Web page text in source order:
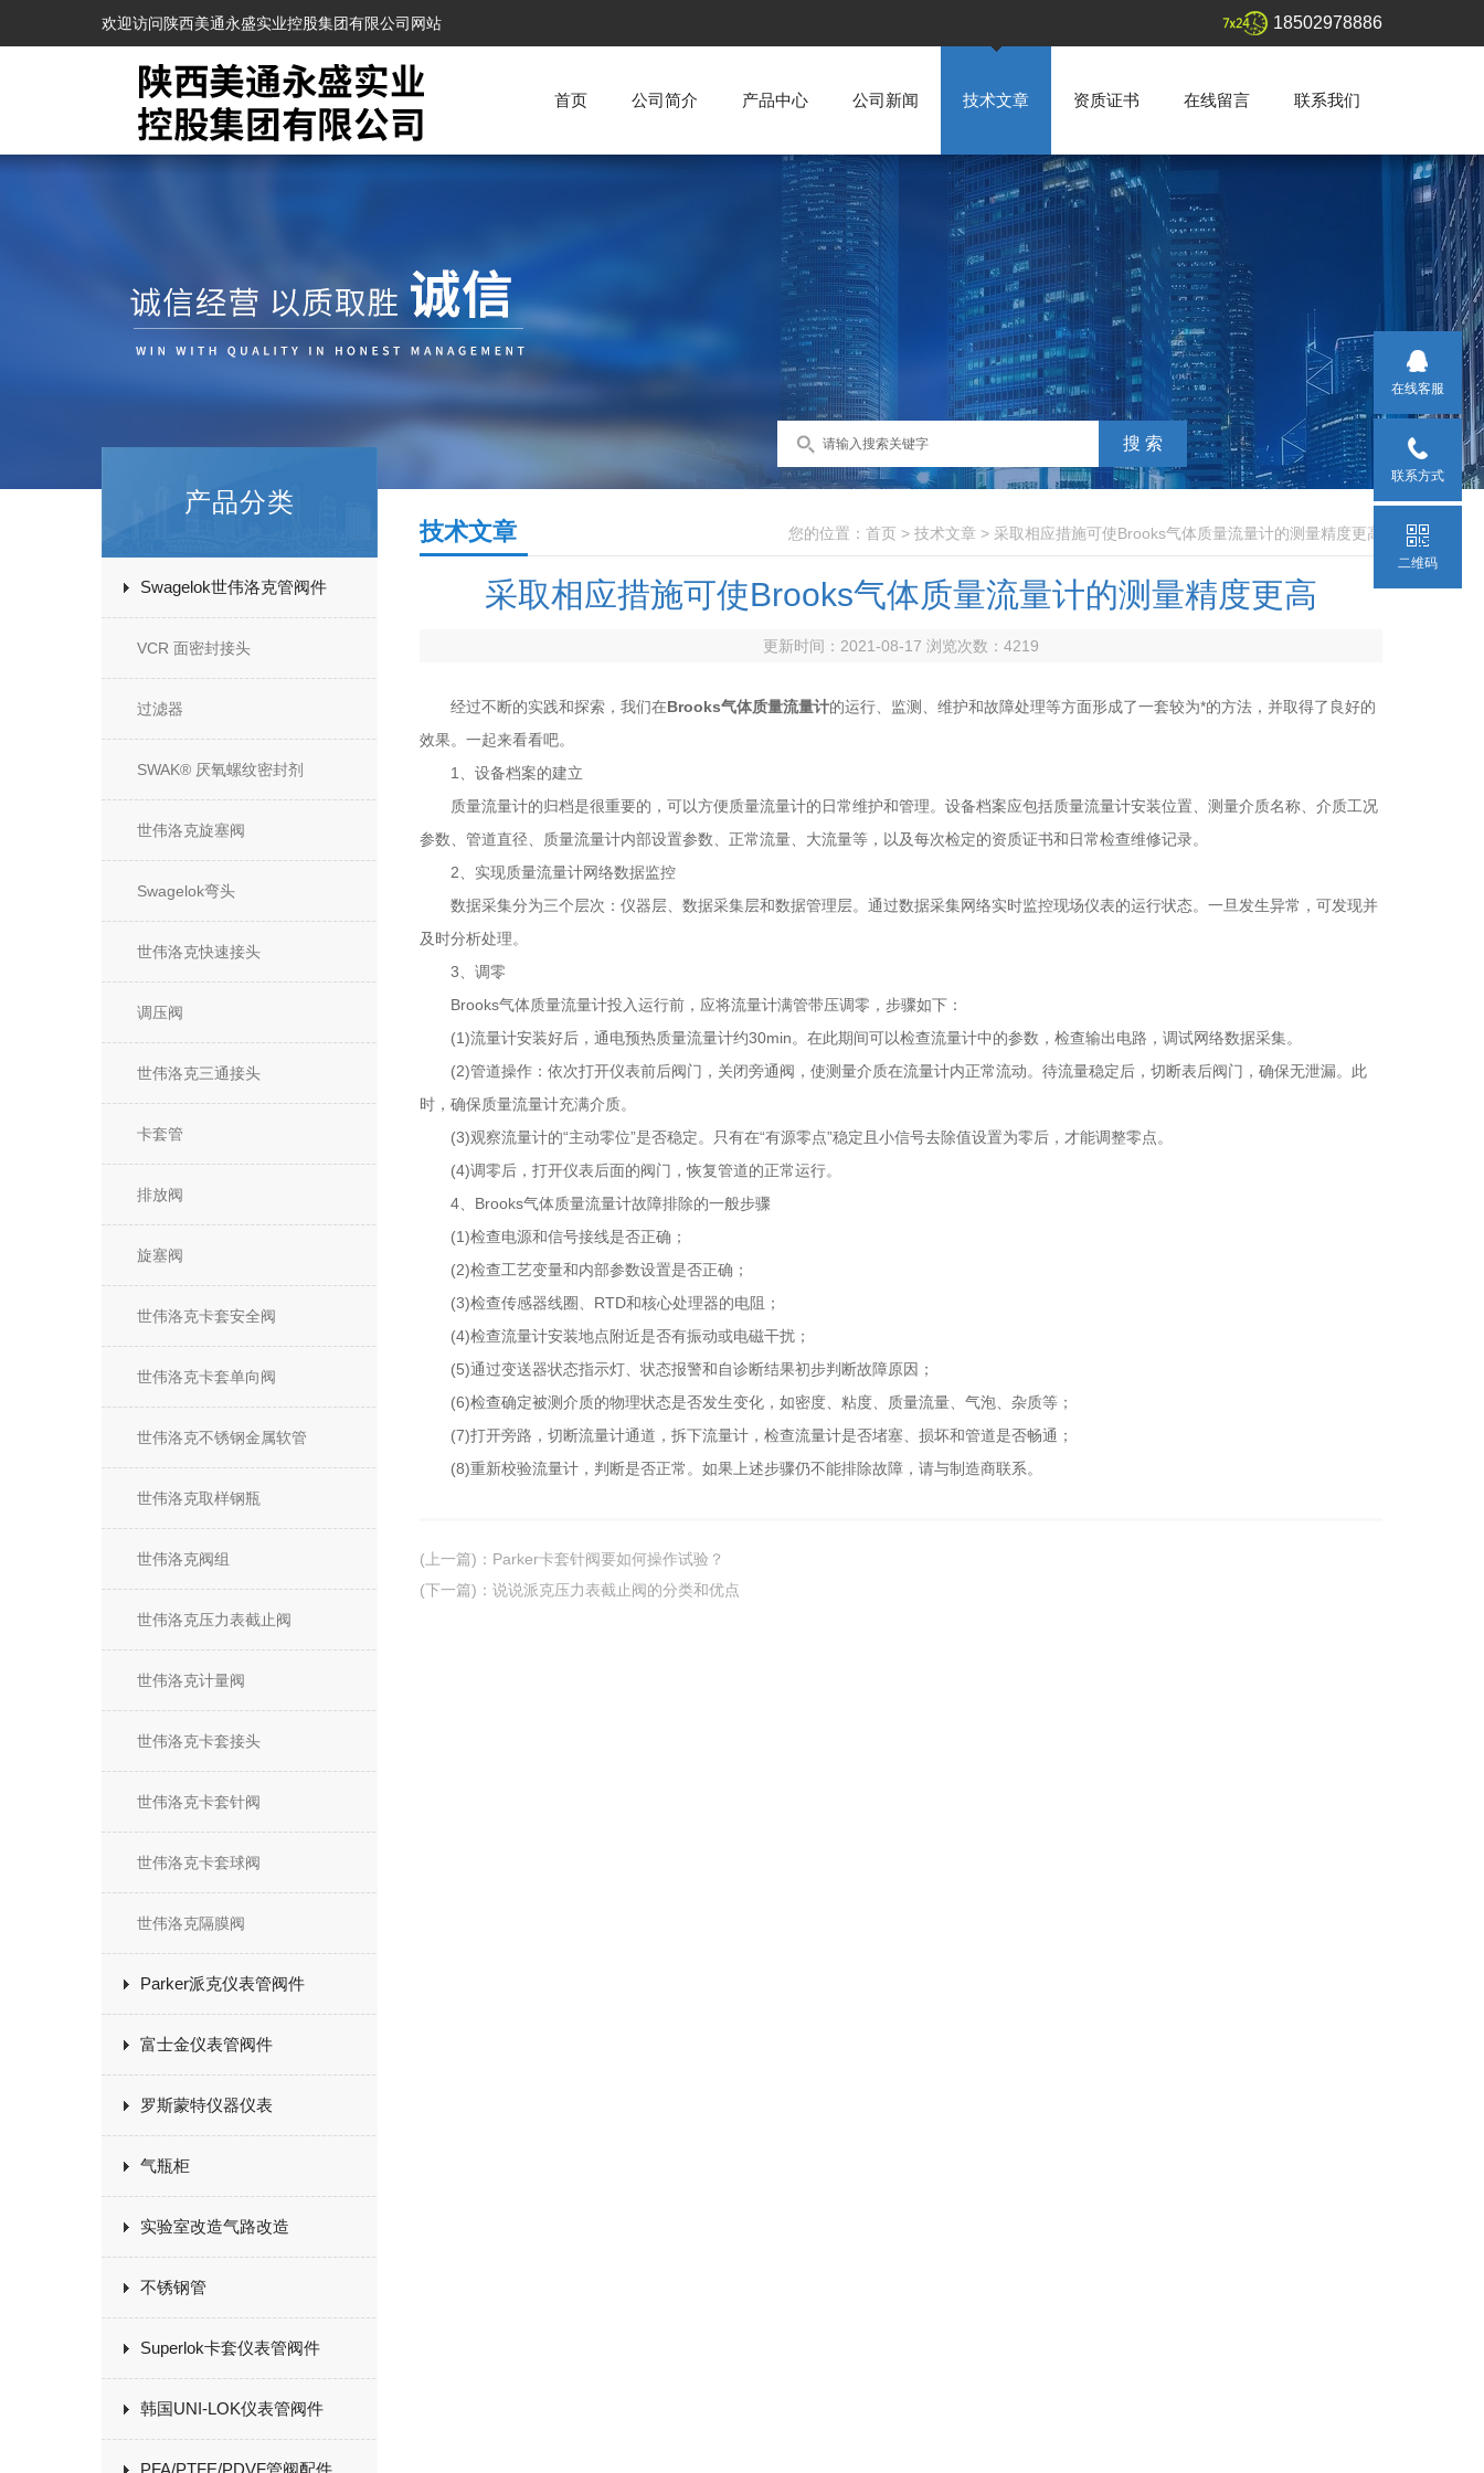
欢迎访问陕西美通永盛实业控股集团有限公司网站 18502978886
首页 公司简介 产品中心 公司新闻 技术文章 资质证书 在线留言 联系我们
产品分类
Swagelok世伟洛克管阀件
VCR 面密封接头
过滤器
SWAK® 厌氧螺纹密封剂
世伟洛克旋塞阀
Swagelok弯头
世伟洛克快速接头
调压阀
世伟洛克三通接头
卡套管
排放阀
旋塞阀
世伟洛克卡套安全阀
世伟洛克卡套单向阀
世伟洛克不锈钢金属软管
世伟洛克取样钢瓶
世伟洛克阀组
世伟洛克压力表截止阀
世伟洛克计量阀
世伟洛克卡套接头
世伟洛克卡套针阀
世伟洛克卡套球阀
世伟洛克隔膜阀
Parker派克仪表管阀件
富士金仪表管阀件
罗斯蒙特仪器仪表
气瓶柜
实验室改造气路改造
不锈钢管
Superlok卡套仪表管阀件
韩国UNI-LOK仪表管阀件
PFA/PTFE/PDVF管阀配件
您的位置： 首页 > 技术文章 > 采取相应措施可使Brooks气体质量流量计的测量精度更高
技术文章
采取相应措施可使Brooks气体质量流量计的测量精度更高
更新时间：2021-08-17 浏览次数： 4219
经过不断的实践和探索，我们在Brooks气体质量流量计的运行、监测、维护和故障处理等方面形成了一套较为*的方法，并取得了良好的
效果。一起来看看吧。
1、设备档案的建立
质量流量计的归档是很重要的，可以方便质量流量计的日常维护和管理。设备档案应包括质量流量计安装位置、测量介质名称、介质工况
参数、管道直径、质量流量计内部设置参数、正常流量、大流量等，以及每次检定的资质证书和日常检查维修记录。
2、实现质量流量计网络数据监控
数据采集​​分为三个层次：仪器层、数据采集层和数据管理层。通过数据采集网络实时监控现场仪表的运行状态。一旦发生异常，可发现并
及时分析处理。
3、调零
Brooks气体质量流量计投入运行前，应将流量计满管带压调零，步骤如下：
(1)流量计安装好后，通电预热质量流量计约30min。在此期间可以检查流量计中的参数，检查输出电路，调试网络数据采集。
(2)管道操作：依次打开仪表前后阀门，关闭旁通阀，使测量介质在流量计内正常流动。待流量稳定后，切断表后阀门，确保无泄漏。此
时，确保质量流量计充满介质。
(3)观察流量计的“主动零位”是否稳定。只有在“有源零点”稳定且小信号去除值设置为零后，才能调整零点。
(4)调零后，打开仪表后面的阀门，恢复管道的正常运行。
4、Brooks气体质量流量计故障排除的一般步骤
(1)检查电源和信号接线是否正确；
(2)检查工艺变量和内部参数设置是否正确；
(3)检查传感器线圈、RTD和核心处理器的电阻；
(4)检查流量计安装地点附近是否有振动或电磁干扰；
(5)通过变送器状态指示灯、状态报警和自诊断结果初步判断故障原因；
(6)检查确定被测介质的物理状态是否发生变化，如密度、粘度、质量流量、气泡、杂质等；
(7)打开旁路，切断流量计通道，拆下流量计，检查流量计是否堵塞、损坏和管道是否畅通；
(8)重新校验流量计，判断是否正常。如果上述步骤仍不能排除故障，请与制造商联系。
(上一篇) ： Parker卡套针阀要如何操作试验？
(下一篇) ： 说说派克压力表截止阀的分类和优点
在线客服
联系方式
二维码